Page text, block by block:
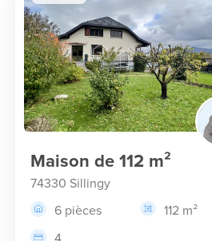
Maison de 112 m²
74330 Sillingy
6 pièces
112 m²